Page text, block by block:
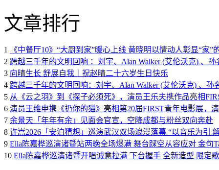
文章排行
1
《中餐厅10》“大厨到家”暖心上线 黄晓明以情动人彰显“家”
2 跨越三千年的文明回响 ：刘宇、Alan Walker (艾伦沃克) 、
3 向晴生长 舒展自我｜祝赵晴二十六岁生日快乐
4 跨越三千年的文明回响：刘宇、Alan Walker (艾伦沃克) 、
5 从《云之羽》到《探子必须死》，演员王乐夫携作品亮相
6 演员王维申携《扔你的猫》亮相第20届FIRST青年电影展，
7 余景天「年年有余」见面会官宣，空降成都与粉丝双向奔赴
8 许嵩2026「安泊猜想」巡演武汉双场浪漫落幕 “以音乐为引
9 Ella陈嘉桦巡演诸暨站两晚全场爆满 舞台踩空从容应对 金句
10 Ella陈嘉桦巡演诸暨开唱诚意拉满 下台握手 全新造型 限定